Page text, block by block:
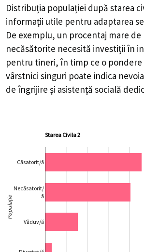
Distribuția populației după starea
informații utile pentru adaptarea
De exemplu, un procentaj mare de
necăsătorite necesită investiții în
pentru tineri, în timp ce o pondere
vârstnici singuri poate indica
de îngrijire și asistență socială
Starea Civila 2
Căsatorit/ă
Necăsatorit/
ă
Văduv/ă
Populație